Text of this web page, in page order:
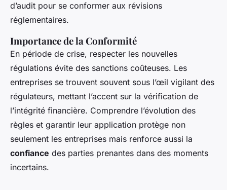
d’audit pour se conformer aux révisions
réglementaires.
Importance de la Conformité
En période de crise, respecter les nouvelles
régulations évite des sanctions coûteuses. Les
entreprises se trouvent souvent sous l’œil vigilant des
régulateurs, mettant l’accent sur la vérification de
l’intégrité financière. Comprendre l’évolution des
règles et garantir leur application protège non
seulement les entreprises mais renforce aussi la
confiance des parties prenantes dans des moments
incertains.